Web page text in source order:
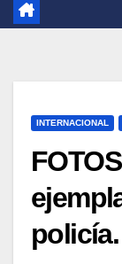
INTERNACIONAL
policía.